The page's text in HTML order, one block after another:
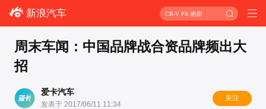
新浪汽车 CR-V PK 皓影
周末车闻：中国品牌战合资品牌频出大
招
爱卡汽车
发表于 2017/06/11 11:34
关注